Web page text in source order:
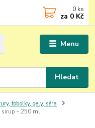
Menu
Hledat
0 ks
za 0 Kč
tobolky, gely, séra
sirup - 250 ml